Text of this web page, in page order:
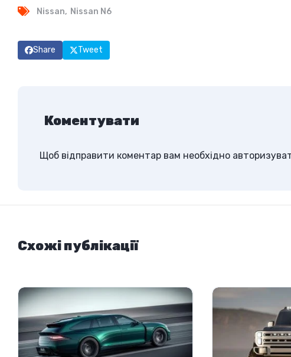
Nissan Nissan N6
Share Tweet
Коментувати
Щоб відправити коментар вам необхідно
Схожі публікації